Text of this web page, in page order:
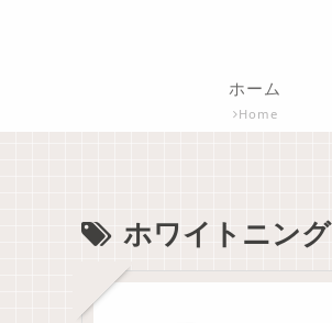
ホーム
Home
ホワイトニング